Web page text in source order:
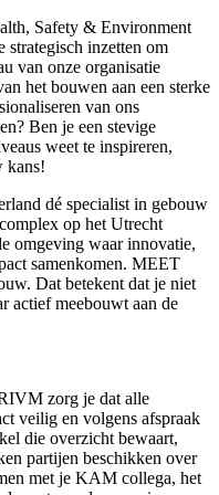
Safety & Environment
strategisch inzetten om
van onze organisatie
het bouwen aan een sterke
van ons
Ben je een stevige
weet te inspireren,
kans!
dé specialist in gebouw
op het Utrecht
omgeving waar innovatie,
samenkomen. MEET
Dat betekent dat je niet
actief meebouwt aan de
zorg je dat alle
veilig en volgens afspraak
die overzicht bewaart,
partijen beschikken over
met je KAM collega, het